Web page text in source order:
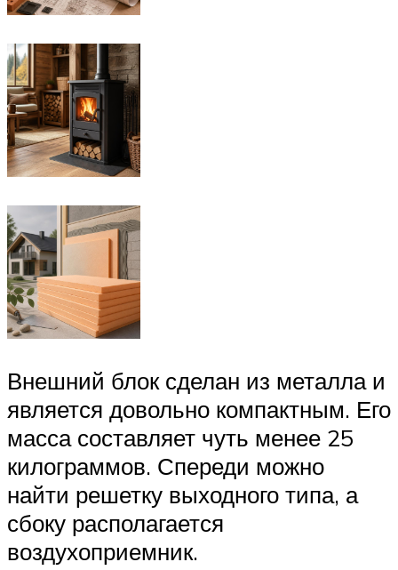
Внешний блок сделан из металла и
является довольно компактным. Его
масса составляет чуть менее 25
килограммов. Спереди можно
найти решетку выходного типа, а
сбоку располагается
воздухоприемник.